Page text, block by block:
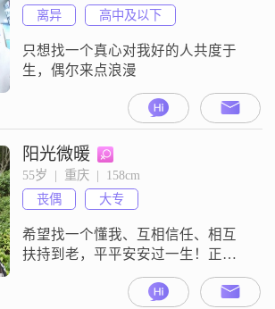
离异
高中及以下
只想找一个真心对我好的人共度于
生，偶尔来点浪漫
阳光微暖
55岁  |  重庆  |  158cm
丧偶
大专
希望找一个懂我、互相信任、相互
扶持到老，平平安安过一生！正在
寻找工作地点在城口的帅哥。